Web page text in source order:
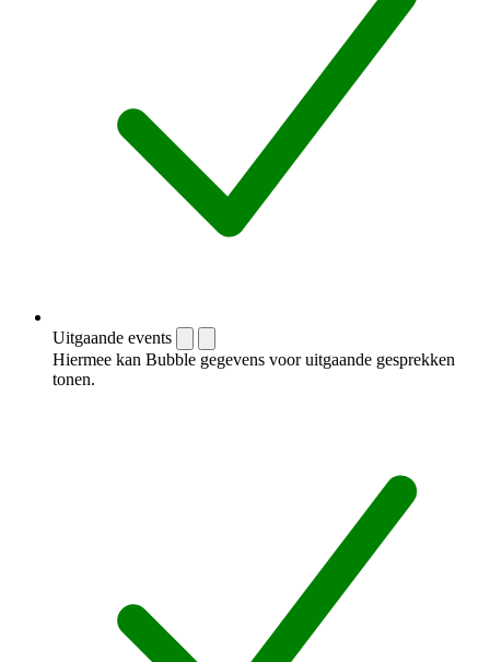
Uitgaande events
Hiermee kan Bubble gegevens voor uitgaande gesprekken
tonen.